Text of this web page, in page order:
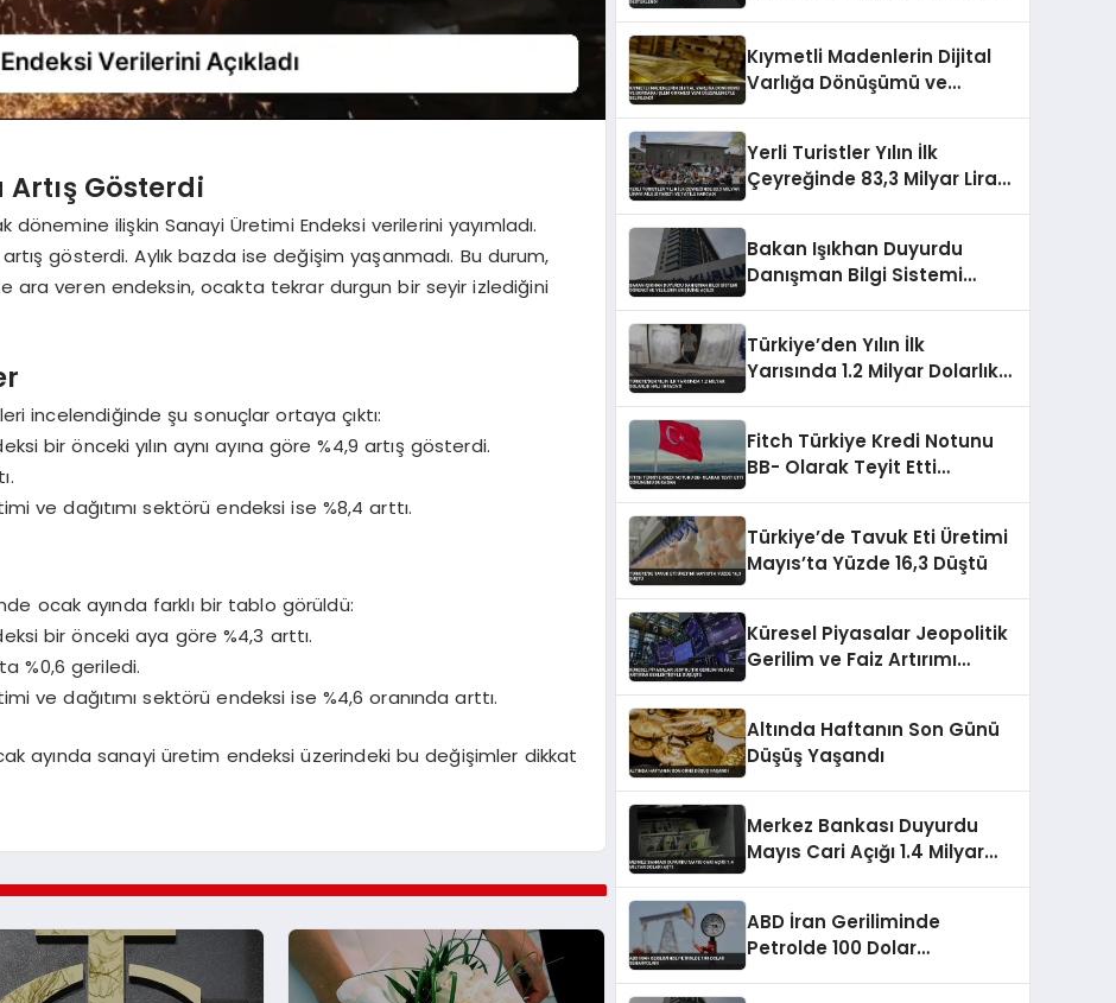
Artış Gösterdi
ilişkin Sanayi Üretimi Endeksi verilerini yayımladı.
gösterdi. Aylık bazda ise değişim yaşanmadı. Bu durum,
ara veren endeksin, ocakta tekrar durgun bir seyir izlediğini
incelendiğinde şu sonuçlar ortaya çıktı:
bir önceki yılın aynı ayına göre %4,9 artış gösterdi.
ve dağıtımı sektörü endeksi ise %8,4 arttı.
ocak ayında farklı bir tablo görüldü:
bir önceki aya göre %4,3 arttı.
%0,6 geriledi.
ve dağıtımı sektörü endeksi ise %4,6 oranında arttı.
ayında sanayi üretim endeksi üzerindeki bu değişimler dikkat
Kıymetli Madenlerin Dijital
Varlığa Dönüşümü ve
Yerli Turistler Yılın İlk
Çeyreğinde 83,3 Milyar Lirayı
Bakan Işıkhan Duyurdu
Danışman Bilgi Sistemi
Türkiye’den Yılın İlk
Yarısında 1.2 Milyar Dolarlık
Fitch Türkiye Kredi Notunu
BB- Olarak Teyit Etti
Türkiye’de Tavuk Eti Üretimi
Mayıs’ta Yüzde 16,3 Düştü
Küresel Piyasalar Jeopolitik
Gerilim ve Faiz Artırımı
Altında Haftanın Son Günü
Düşüş Yaşandı
Merkez Bankası Duyurdu
Mayıs Cari Açığı 1.4 Milyar
ABD İran Geriliminde
Petrolde 100 Dolar